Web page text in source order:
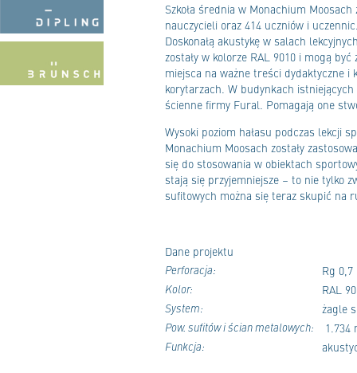
Szkoła średnia w Monachium
nauczycieli oraz 414 uczniów i
Doskonałą akustykę w salach
zostały w kolorze RAL 9010 i mogą
miejsca na ważne treści dydaktyczne i
korytarzach. W budynkach
ścienne firmy Fural. Pomagają one
Wysoki poziom hałasu podczas lekcji
Monachium Moosach zostały
się do stosowania w obiektach
stają się przyjemniejsze – to nie tylko
sufitowych można się teraz skupić na
Dane projektu
Perforacja: Rg
Kolor: RAL
System: żagle
Pow. sufitów i ścian metalowych: 1.734
Funkcja: